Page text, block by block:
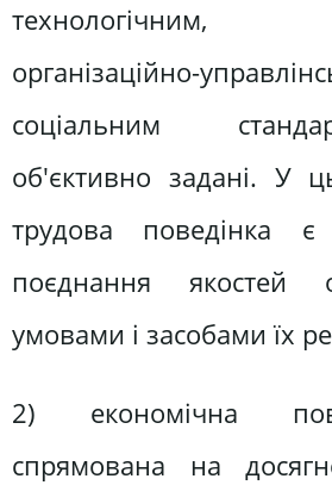
технологічним,
організаційно-
соціальним
об'єктивно задані. У
трудова поведінка
поєднання якостей
умовами і засобами їх
2) економічна
спрямована на